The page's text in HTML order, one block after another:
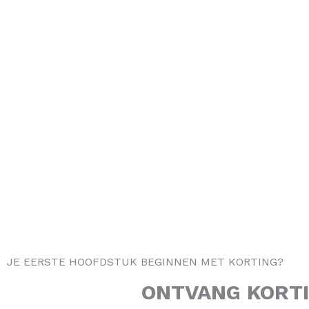
JE EERSTE HOOFDSTUK BEGINNEN MET KORTING?
ONTVANG